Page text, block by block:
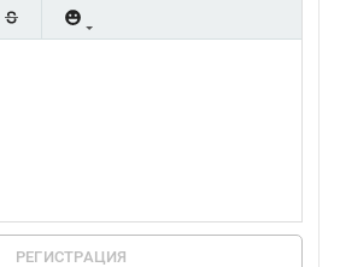
РЕГИСТРАЦИЯ